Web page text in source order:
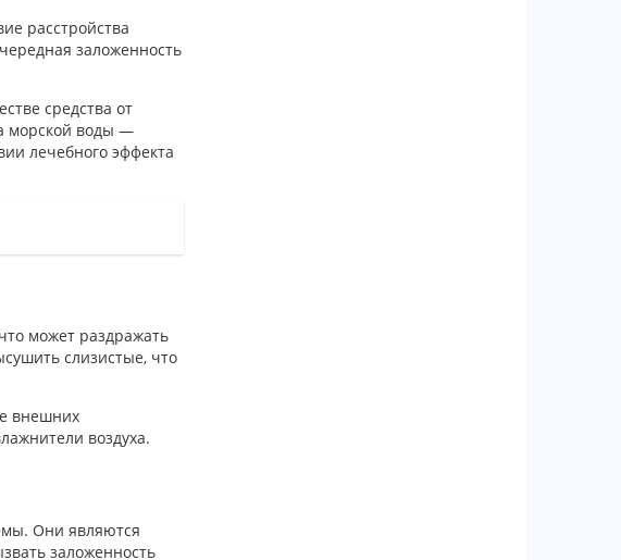
расстройства
заложенность
средства от
морской воды —
лечебного эффекта
может раздражать
слизистые, что
внешних
воздуха.
Они являются
заложенность